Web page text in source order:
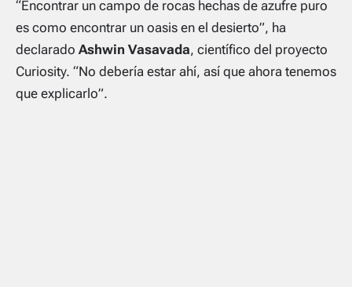
“Encontrar un campo de rocas hechas de azufre puro
es como encontrar un oasis en el desierto”, ha
declarado Ashwin Vasavada, científico del proyecto
Curiosity. “No debería estar ahí, así que ahora tenemos
que explicarlo”.